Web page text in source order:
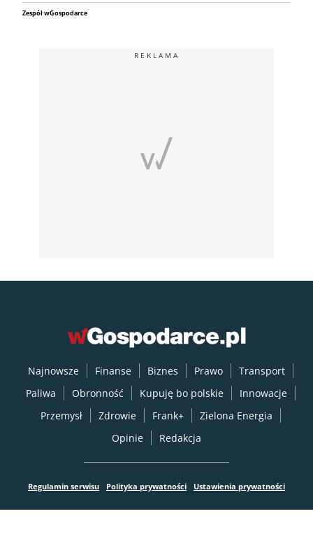
Zespół wGospodarce
REKLAMA
Najnowsze Finanse Biznes Prawo
Transport
Paliwa
Obronność Kupuję bo polskie
Innowacje
Przemysł
Zdrowie Frank+
Zielona Energia
Opinie
Redakcja
Regulamin serwisu Polityka prywatności Ustawienia prywatności